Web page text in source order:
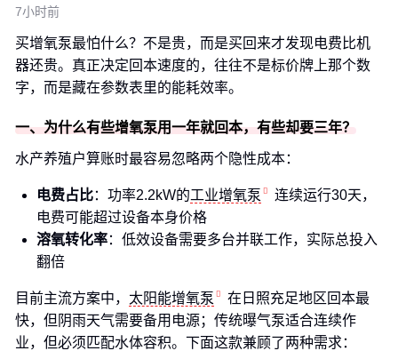
7小时前
买增氧泵最怕什么？不是贵，而是买回来才发现电费比机
器还贵。真正决定回本速度的，往往不是标价牌上那个数
字，而是藏在参数表里的能耗效率。
一、为什么有些增氧泵用一年就回本，有些却要三年？
水产养殖户算账时最容易忽略两个隐性成本：
电费占比：功率2.2kW的工业增氧泵
连续运行30天，
电费可能超过设备本身价格
溶氧转化率：低效设备需要多台并联工作，实际总投入
翻倍
目前主流方案中， 太阳能增氧泵
在日照充足地区回本最
快，但阴雨天气需要备用电源；传统曝气泵适合连续作
业，但必须匹配水体容积。下面这款兼顾了两种需求：